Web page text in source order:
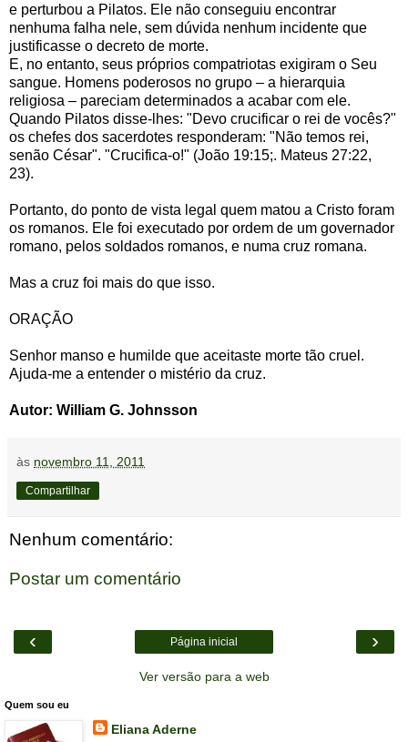
e perturbou a Pilatos. Ele não conseguiu encontrar
nenhuma falha nele, sem dúvida nenhum incidente que
justificasse o decreto de morte.
E, no entanto, seus próprios compatriotas exigiram o Seu
sangue. Homens poderosos no grupo – a hierarquia
religiosa – pareciam determinados a acabar com ele.
Quando Pilatos disse-lhes: "Devo crucificar o rei de vocês?"
os chefes dos sacerdotes responderam: "Não temos rei,
senão César". "Crucifica-o!" (João 19:15;. Mateus 27:22,
23).
Portanto, do ponto de vista legal quem matou a Cristo foram
os romanos. Ele foi executado por ordem de um governador
romano, pelos soldados romanos, e numa cruz romana.
Mas a cruz foi mais do que isso.
ORAÇÃO
Senhor manso e humilde que aceitaste morte tão cruel.
Ajuda-me a entender o mistério da cruz.
Autor: William G. Johnsson
às novembro 11, 2011
Compartilhar
Nenhum comentário:
Postar um comentário
‹ ›
Página inicial
Ver versão para a web
Quem sou eu
Eliana Aderne